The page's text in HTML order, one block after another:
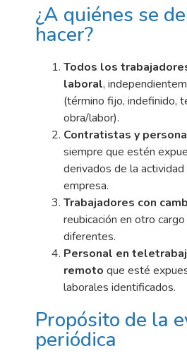
¿A quiénes se
hacer?
Todos los
laboral,
(término fijo, indefinido,
obra/labor).
Contratistas y
siempre que estén
derivados de la
empresa.
Trabajadores con
reubicación en otro
diferentes.
Personal en
remoto que esté
laborales identificados.
Propósito de la
periódica